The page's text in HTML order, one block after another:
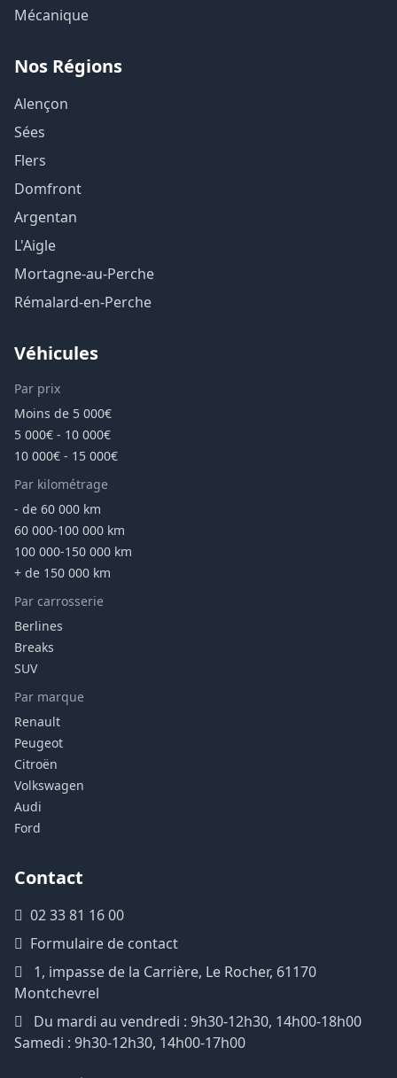
Mécanique
Nos Régions
Alençon
Sées
Flers
Domfront
Argentan
L'Aigle
Mortagne-au-Perche
Rémalard-en-Perche
Véhicules
Par prix
Moins de 5 000€
5 000€ - 10 000€
10 000€ - 15 000€
Par kilométrage
- de 60 000 km
60 000-100 000 km
100 000-150 000 km
+ de 150 000 km
Par carrosserie
Berlines
Breaks
SUV
Par marque
Renault
Peugeot
Citroën
Volkswagen
Audi
Ford
Contact
02 33 81 16 00
Formulaire de contact
1, impasse de la Carrière, Le Rocher, 61170
Montchevrel
Du mardi au vendredi : 9h30-12h30, 14h00-18h00
Samedi : 9h30-12h30, 14h00-17h00